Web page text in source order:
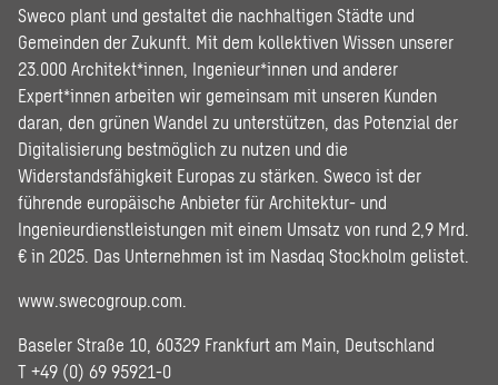
Sweco plant und gestaltet die nachhaltigen Städte und
Gemeinden der Zukunft. Mit dem kollektiven Wissen unserer
23.000 Architekt*innen, Ingenieur*innen und anderer
Expert*innen arbeiten wir gemeinsam mit unseren Kunden
daran, den grünen Wandel zu unterstützen, das Potenzial der
Digitalisierung bestmöglich zu nutzen und die
Widerstandsfähigkeit Europas zu stärken. Sweco ist der
führende europäische Anbieter für Architektur- und
Ingenieurdienstleistungen mit einem Umsatz von rund 2,9 Mrd.
€ in 2025. Das Unternehmen ist im Nasdaq Stockholm gelistet.
www.swecogroup.com
Baseler Straße 10, 60329 Frankfurt am Main, Deutschland
T +49 (0) 69 95921-0